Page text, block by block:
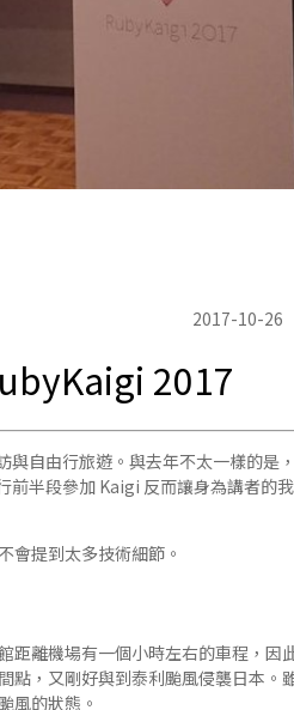
2017-10-26
2017
自由行旅遊。與去年不太一樣的是
半段參加 Kaigi 反而讓身為講者的
會提到太多技術細節。
離機場有一個小時左右的車程，因
點，又剛好與到泰利颱風侵襲日本。
風的狀態。